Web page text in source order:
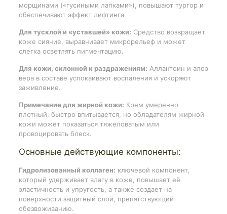
морщинами («гусиными лапками»), повышают тургор и
обеспечивают эффект лифтинга.
Для тусклой и «уставшей» кожи: Средство возвращает
коже сияние, выравнивает микрорельеф и может
слегка осветлять пигментацию.
Для кожи, склонной к раздражениям: Аллантоин и алоэ
вера в составе успокаивают воспаления и ускоряют
заживление.
Примечание для жирной кожи: Крем умеренно
плотный, быстро впитывается, но обладателям жирной
кожи может показаться тяжеловатым или
провоцировать блеск.
Основные действующие компоненты:
Гидролизованный коллаген: ключевой компонент,
который удерживает влагу в коже, повышает её
эластичность и упругость, а также создает на
поверхности защитный слой, препятствующий
обезвоживанию.